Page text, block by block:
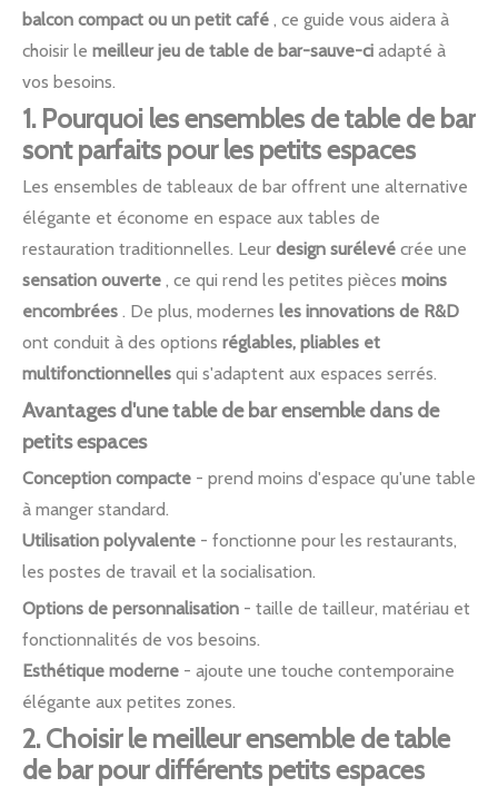
balcon compact ou un petit café , ce guide vous aidera à
choisir le meilleur jeu de table de bar-sauve-ci adapté à
vos besoins.
1. Pourquoi les ensembles de table de bar
sont parfaits pour les petits espaces
Les ensembles de tableaux de bar offrent une alternative
élégante et économe en espace aux tables de
restauration traditionnelles. Leur design surélevé crée une
sensation ouverte , ce qui rend les petites pièces moins
encombrées . De plus, modernes les innovations de R&D
ont conduit à des options réglables, pliables et
multifonctionnelles qui s'adaptent aux espaces serrés.
Avantages d'une table de bar ensemble dans de
petits espaces
Conception compacte - prend moins d'espace qu'une table
à manger standard.
Utilisation polyvalente - fonctionne pour les restaurants,
les postes de travail et la socialisation.
Options de personnalisation - taille de tailleur, matériau et
fonctionnalités de vos besoins.
Esthétique moderne - ajoute une touche contemporaine
élégante aux petites zones.
2. Choisir le meilleur ensemble de table
de bar pour différents petits espaces